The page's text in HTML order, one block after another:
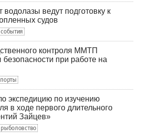
водолазы ведут подготовку к
судов
события
контроля ММТП
при работе на
порты
экспедицию по изучению
в ходе первого длительного
Зайцев»
рыболовство